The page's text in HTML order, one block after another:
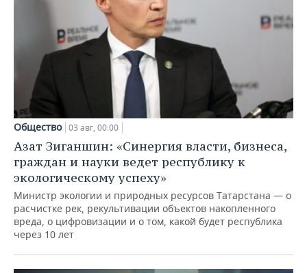
Общество 03 авг, 00:00
Азат Зиганшин: «Синергия власти, бизнеса,
граждан и науки ведет республику к
экологическому успеху»
Министр экологии и природных ресурсов Татарстана — о
расчистке рек, рекультивации объектов накопленного
вреда, о цифровизации и о том, какой будет республика
через 10 лет